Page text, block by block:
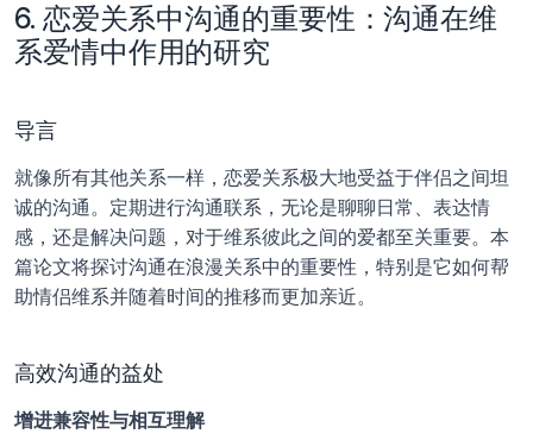
6. 恋爱关系中沟通的重要性：沟通在维
系爱情中作用的研究
导言
就像所有其他关系一样，恋爱关系极大地受益于伴侣之间坦
诚的沟通。定期进行沟通联系，无论是聊聊日常、表达情
感，还是解决问题，对于维系彼此之间的爱都至关重要。本
篇论文将探讨沟通在浪漫关系中的重要性，特别是它如何帮
助情侣维系并随着时间的推移而更加亲近。
高效沟通的益处
增进兼容性与相互理解